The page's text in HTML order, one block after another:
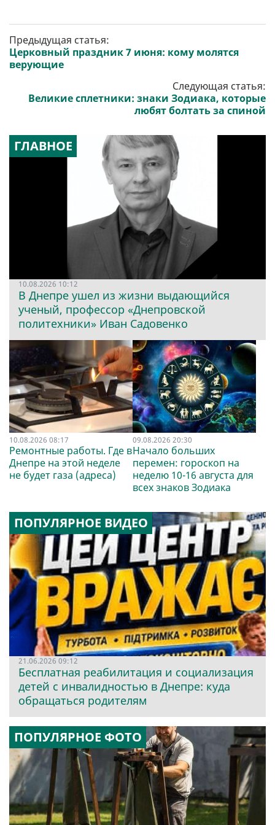
Предыдущая статья:
Церковный праздник 7 июня: кому молятся
верующие
Следующая статья:
Великие сплетники: знаки Зодиака, которые
любят болтать за спиной
ГЛАВНОЕ
10.08.2026 10:12
В Днепре ушел из жизни выдающийся
ученый, профессор «Днепровской
политехники» Иван Садовенко
10.08.2026 08:17
Ремонтные работы. Где в
Днепре на этой неделе
не будет газа (адреса)
09.08.2026 20:30
Начало больших
перемен: гороскоп на
неделю 10-16 августа для
всех знаков Зодиака
ПОПУЛЯРНОЕ ВИДЕО
21.06.2026 09:12
Бесплатная реабилитация и социализация
детей с инвалидностью в Днепре: куда
обращаться родителям
ПОПУЛЯРНОЕ ФОТО